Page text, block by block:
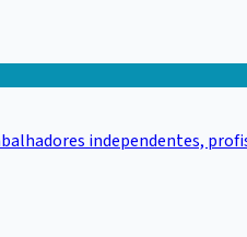
independentes,